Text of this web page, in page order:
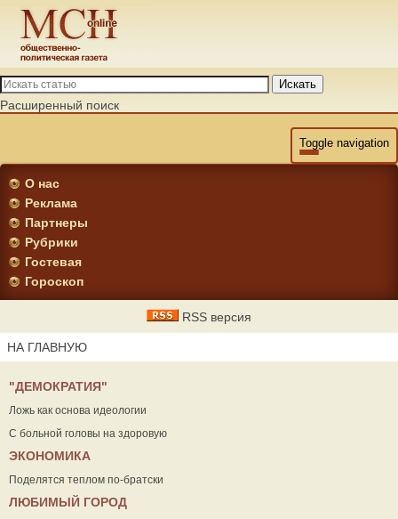
Искать
Расширенный поиск
Toggle navigation
О нас
Реклама
Партнеры
Рубрики
Гостевая
Гороскоп
RSS версия
НА ГЛАВНУЮ
"ДЕМОКРАТИЯ"
Ложь как основа идеологии
С больной головы на здоровую
ЭКОНОМИКА
Поделятся теплом по-братски
ЛЮБИМЫЙ ГОРОД